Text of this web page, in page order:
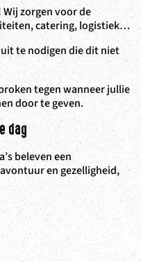
zorgen voor de
catering, logistiek…
uit te nodigen die dit niet
tegen wanneer jullie
door te geven.
dag
beleven een
en gezelligheid,